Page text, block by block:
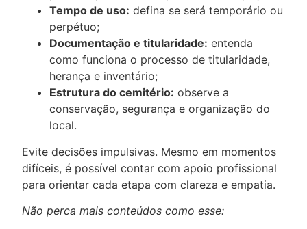
Tempo de uso: defina se será temporário ou
perpétuo;
Documentação e titularidade: entenda
como funciona o processo de titularidade,
herança e inventário;
Estrutura do cemitério: observe a
conservação, segurança e organização do
local.
Evite decisões impulsivas. Mesmo em momentos
difíceis, é possível contar com apoio profissional
para orientar cada etapa com clareza e empatia.
Não perca mais conteúdos como esse: